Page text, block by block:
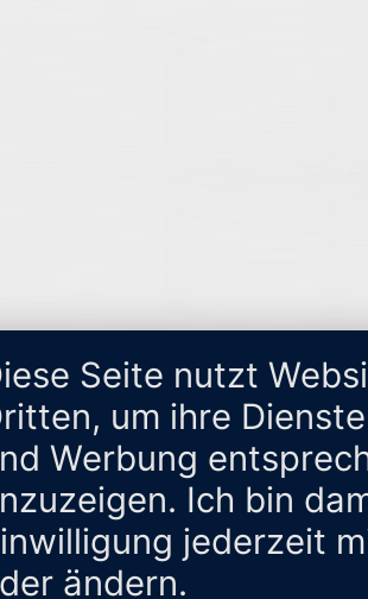
Seite nutzt
um ihre
Werbung
Ich bin
jederzeit
ändern.